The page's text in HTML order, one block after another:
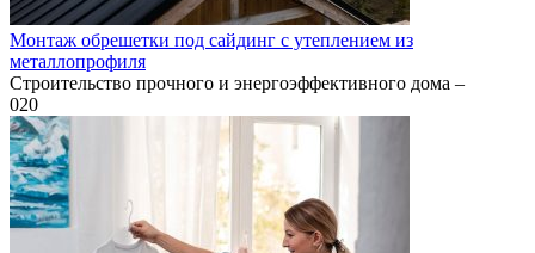
Монтаж обрешетки под сайдинг с утеплением из
металлопрофиля
Строительство прочного и энергоэффективного дома –
020